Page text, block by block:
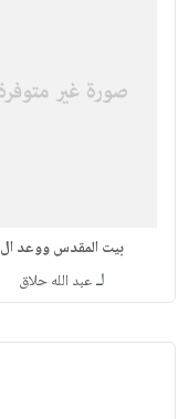
بيت المقدس ووعد ال
لـعبد الله حلاق